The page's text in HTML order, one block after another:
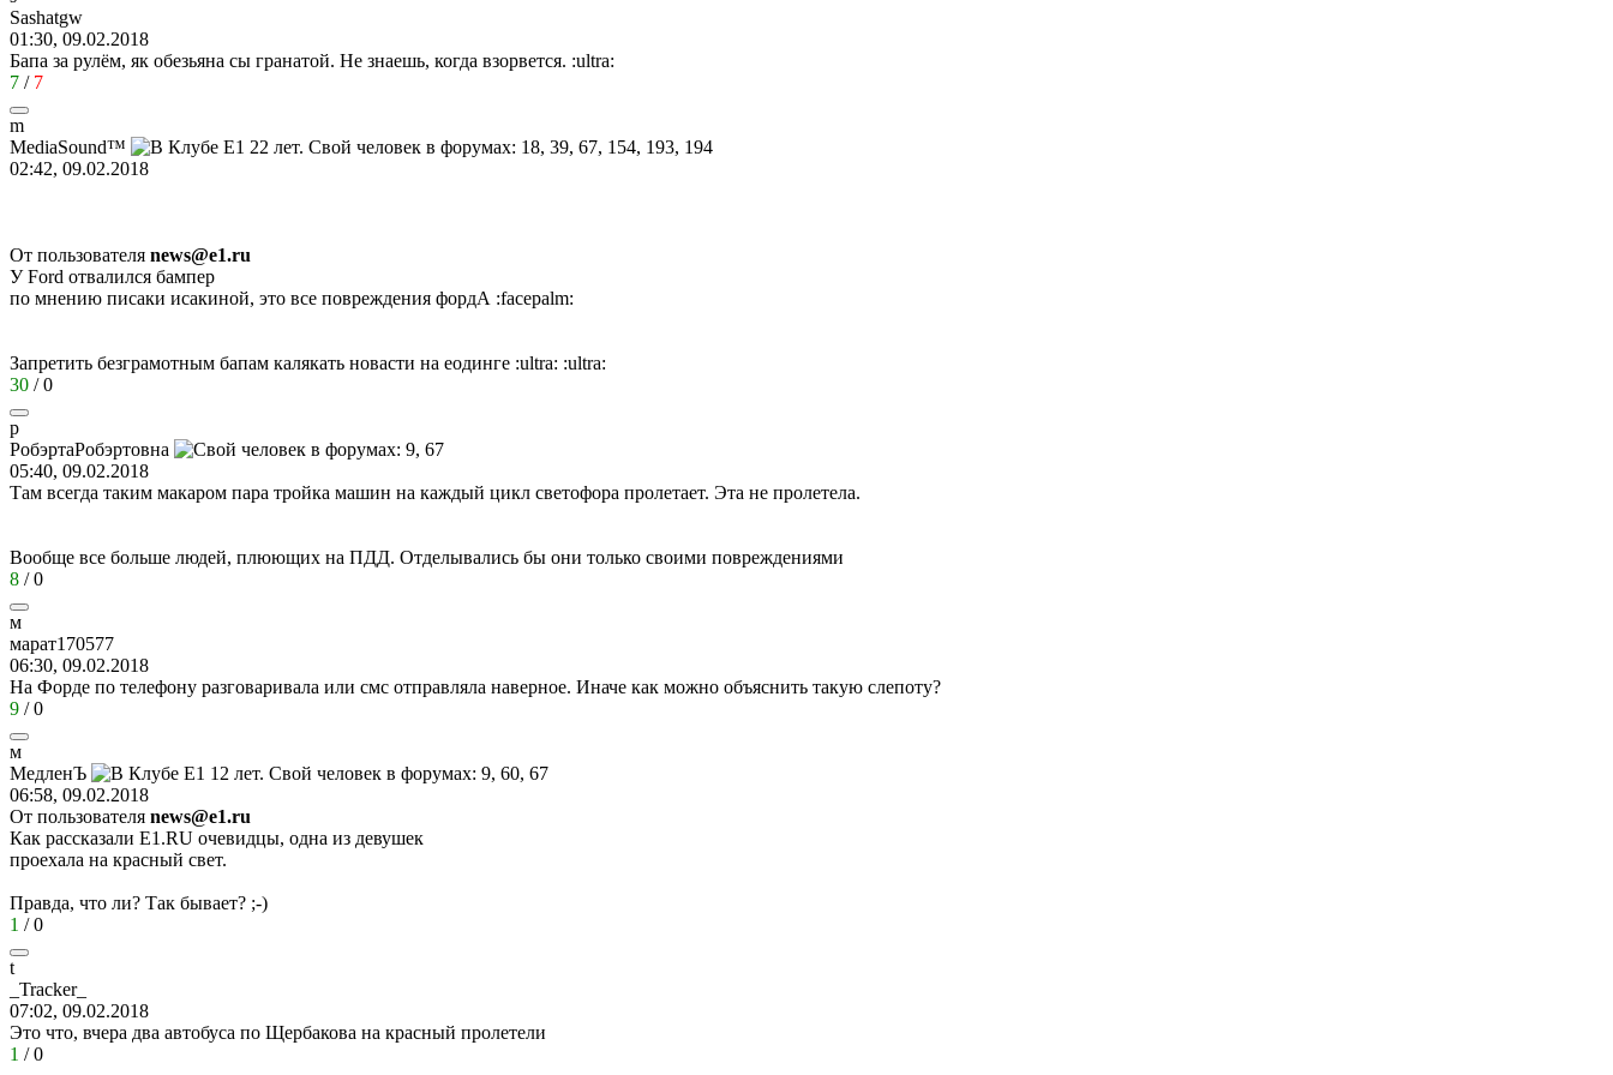
Sashatgw
01:30, 09.02.2018
Бапа за рулём, як обезьяна сы гранатой. Не знаешь, когда взорвется. :ultra:
7 / 7
m
MediaSound™
02:42, 09.02.2018
От пользователя news@e1.ru
У Ford отвалился бампер
по мнению писаки исакиной, это все повреждения фордА :facepalm:
Запретить безграмотным бапам калякать новасти на еодинге :ultra: :ultra:
30 /0
p
PoбэртаPoбэртовна
05:40, 09.02.2018
Там всегда таким макаром пара тройка машин на каждый цикл светофора пролетает. Эта не пролетела.
Вообще все больше людей, плюющих на ПДД. Отделывались бы они только своими повреждениями
8 /0
м
марат170577
06:30, 09.02.2018
На Форде по телефону разговаривала или смс отправляла наверное. Иначе как можно объяснить такую слепоту?
9 /0
м
МедленЪ
06:58, 09.02.2018
От пользователя news@e1.ru
Как рассказали E1.RU очевидцы, одна из девушек
проехала на красный свет.
Правда, что ли? Так бывает? ;-)
1 /0
t
_Tracker_
07:02, 09.02.2018
Это что, вчера два автобуса по Щербакова на красный пролетели
1 /0